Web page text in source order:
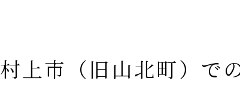
村上市（旧山北町）で